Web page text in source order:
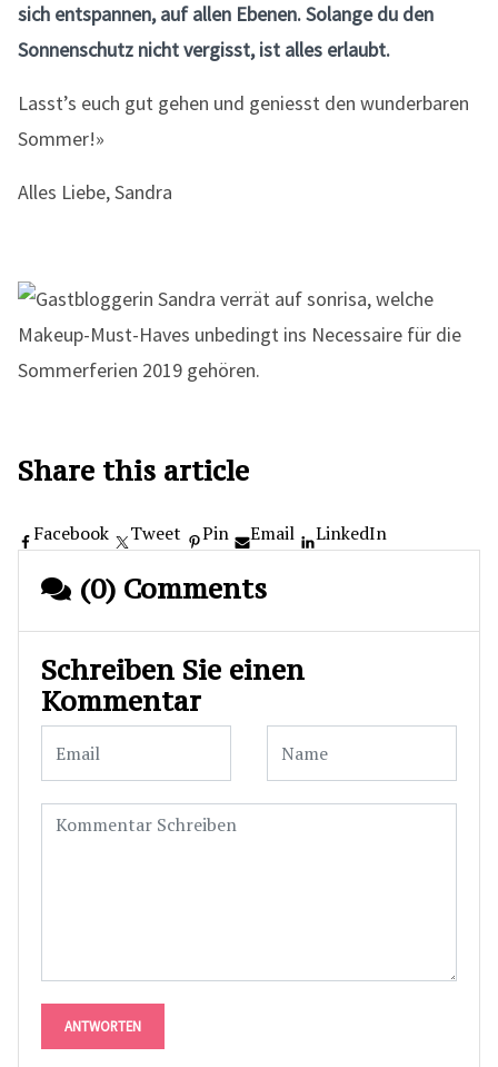
sich entspannen, auf allen Ebenen. Solange du den
Sonnenschutz nicht vergisst, ist alles erlaubt.
Lasst’s euch gut gehen und geniesst den wunderbaren
Sommer!»
Alles Liebe, Sandra
Share this article
Facebook Tweet Pin Email LinkedIn
(0) Comments
Schreiben Sie einen
Kommentar
ANTWORTEN